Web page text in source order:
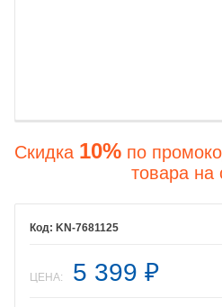
Скидка 10% по
товара на
KN-7681125
ЦЕНА: 5 399 ₽